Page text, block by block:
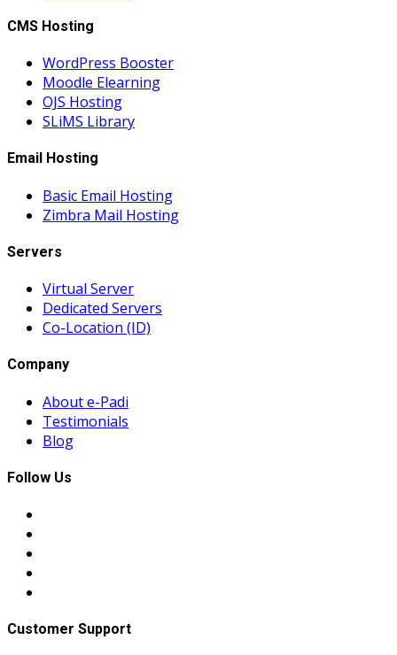
CMS Hosting
WordPress Booster
Moodle Elearning
OJS Hosting
SLiMS Library
Email Hosting
Basic Email Hosting
Zimbra Mail Hosting
Servers
Virtual Server
Dedicated Servers
Co-Location (ID)
Company
About e-Padi
Testimonials
Blog
Follow Us
Customer Support